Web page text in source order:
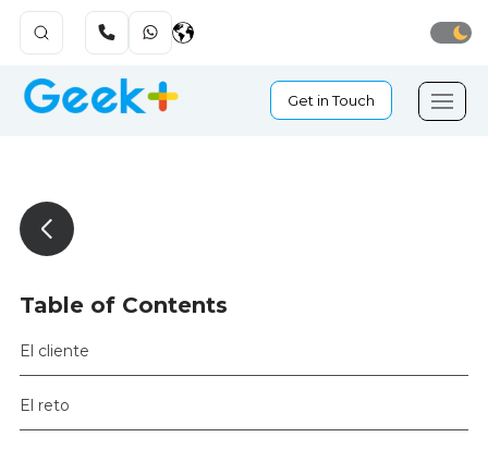
Get in Touch
Table of Contents
El cliente
El reto